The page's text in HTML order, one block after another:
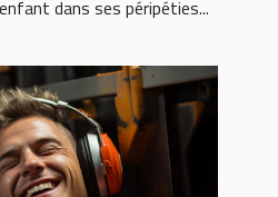
dans ses péripéties...